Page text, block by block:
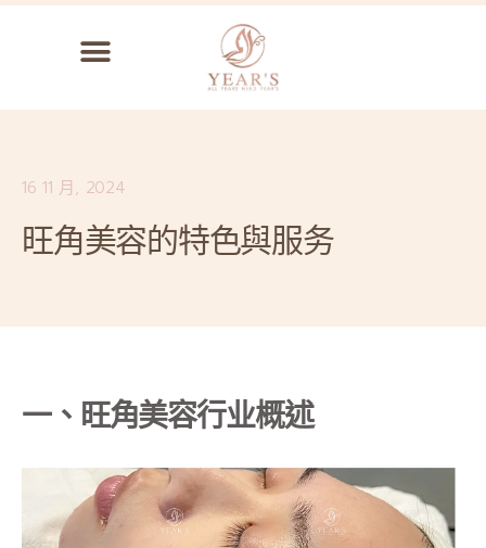
16 11 月, 2024
旺角美容的特色與服务
一、旺角美容行业概述